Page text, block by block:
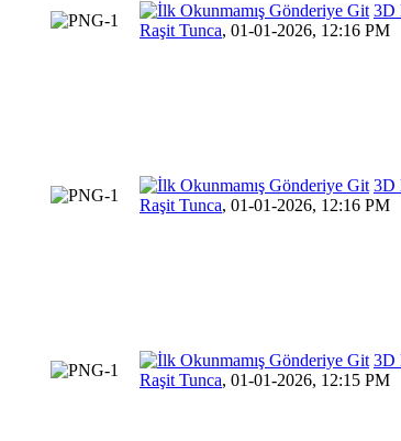
3D
Raşit Tunca, 01-01-2026, 12:16 PM
3D
Raşit Tunca, 01-01-2026, 12:16 PM
3D
Raşit Tunca, 01-01-2026, 12:15 PM